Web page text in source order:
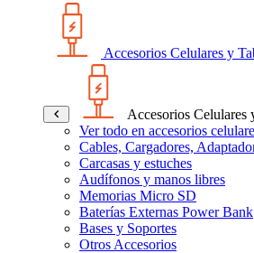
Accesorios Celulares y
Accesorios Celulares
Ver todo en accesorios
Cables, Cargadores,
Carcasas y estuches
Audífonos y manos libres
Memorias Micro SD
Baterías Externas Power Bank
Bases y Soportes
Otros Accesorios